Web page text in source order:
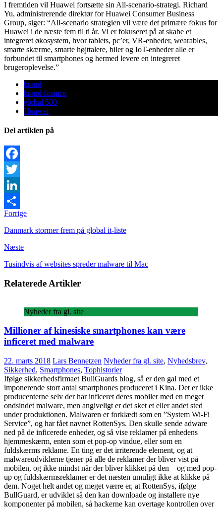
I fremtiden vil Huawei fortsætte sin All-scenario-strategi. Richard
Yu, administrerende direktør for Huawei Consumer Business
Group, siger: “All-scenario strategien vil være det primære fokus for
Huawei i de næste fem til ti år. Vi er fokuseret på at skabe et
integreret økosystem, hvor tablets, pc’er, VR-enheder, wearables,
smarte skærme, smarte højttalere, biler og IoT-enheder alle er
forbundet til smartphones og hermed levere en integreret
brugeroplevelse.”
brand
brand finance
global 500
Huawei
Del artiklen på
Facebook
Twitter
LinkedIn
Share
Forrige
Danmark stormer frem på global it-liste
Næste
Tusindvis af websites spreder malware til Mac
Relaterede Artikler
Nyheder fra gl. site
Millioner af kinesiske smartphones kan være
inficeret med malware
22. marts 2018 Lars Bennetzen Nyheder fra gl. site, Nyhedsbrev,
Sikkerhed, Smartphones, Tophistorier
Ifølge sikkerhedsfirmaet BullGuards blog, så er den gal med et
imponerende stort antal smartphones produceret i Kina. Det er ikke
producenterne selv der har inficeret deres mobiler med en meget
ondsindet malware, men angiveligt er det sket et eller andet sted
under produktionen. Malwaren er forklædt som en ”System Wi-Fi
Service”, og har fået navnet RottenSys. Den skulle sende adware
ned på de inficerede enheder, og så vise reklamer på enhedens
hjemmeskærm, enten som et pop-op vindue, eller som en
fuldskærms reklame. En ting er det irriterende element, og at
malwareudviklerne tjener på alle de reklamer der bliver vist på
mobilen, og ikke mindst når der bliver klikket på den – og med pop-
up og fuldskærmsreklamer er det næsten umuligt ikke at klikke på
dem. Noget helt andet og meget værre er, at RottenSys, ifølge
BullGuard, er udviklet så den kan downloade og installere nye
komponenter på mobilen, så hackerne kan overtage kontrollen over